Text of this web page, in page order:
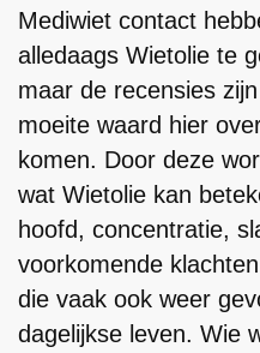
Mediwiet contact
alledaags Wietolie te
maar de recensies
moeite waard hier
komen. Door deze
wat Wietolie kan
hoofd, concentratie,
voorkomende
die vaak ook weer
dagelijkse leven. Wie